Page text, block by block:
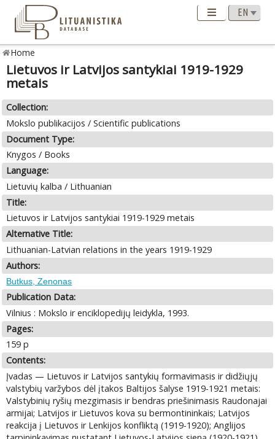
Home
Lietuvos ir Latvijos santykiai 1919-1929
metais
Collection:
Mokslo publikacijos / Scientific publications
Document Type:
Knygos / Books
Language:
Lietuvių kalba / Lithuanian
Title:
Lietuvos ir Latvijos santykiai 1919-1929 metais
Alternative Title:
Lithuanian-Latvian relations in the years 1919-1929
Authors:
Butkus, Zenonas
Publication Data:
Vilnius : Mokslo ir enciklopedijų leidykla, 1993.
Pages:
159 p
Contents:
Įvadas — Lietuvos ir Latvijos santykių formavimasis ir didžiųjų
valstybių varžybos dėl įtakos Baltijos šalyse 1919-1921 metais:
Valstybinių ryšių mezgimasis ir bendras priešinimasis Raudonajai
armijai; Latvijos ir Lietuvos kova su bermontininkais; Latvijos
reakcija į Lietuvos ir Lenkijos konfliktą (1919-1920); Anglijos